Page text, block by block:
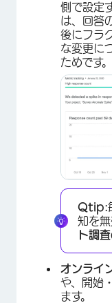
側で設定
は、回答
後にフラ
な変更に
ためです。
Qtip:
知を無
ト調
オンライ
や、開始
ます。